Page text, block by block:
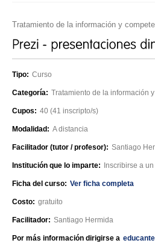
Tratamiento de la información y
Tipo: Curso
Categoría: Tratamiento de la información
Cupos: 40 (41 inscripto/s)
Modalidad: A distancia
Facilitador (tutor / profesor): Santiago
Institución que lo imparte: Inscribirse a
Ficha del curso: Ver ficha completa
Costo: gratuito
Facilitador: Santiago Hermida
Por más información dirigirse a